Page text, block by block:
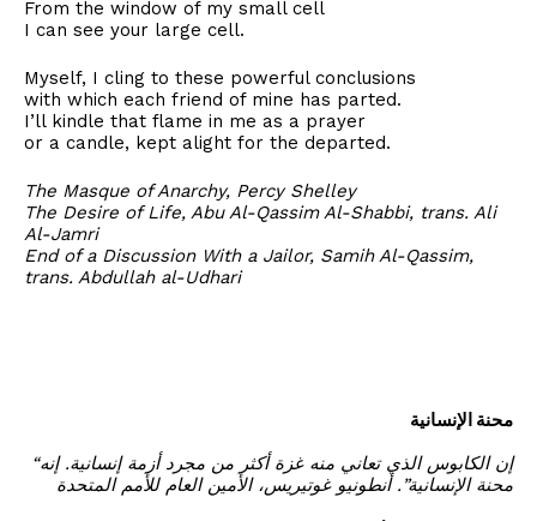
From the window of my small cell
I can see your large cell.
Myself, I cling to these powerful conclusions
with which each friend of mine has parted.
I’ll kindle that flame in me as a prayer
or a candle, kept alight for the departed.
The Masque of Anarchy, Percy Shelley
The Desire of Life, Abu Al-Qassim Al-Shabbi, trans. Ali
Al-Jamri
End of a Discussion With a Jailor, Samih Al-Qassim,
trans. Abdullah al-Udhari
محنة الإنسانية
“إن الكابوس الذي تعاني منه غزة أكثر من مجرد أزمة إنسانية. إنه
محنة الإنسانية”. أنطونيو غوتيريس، الأمين العام للأمم المتحدة